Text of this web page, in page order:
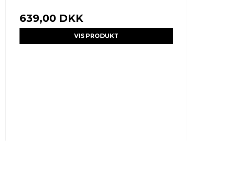
639,00 DKK
VIS PRODUKT